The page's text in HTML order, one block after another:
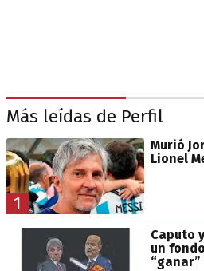
Más leídas de Perfil
1
Murió
Lionel
Caputo
un